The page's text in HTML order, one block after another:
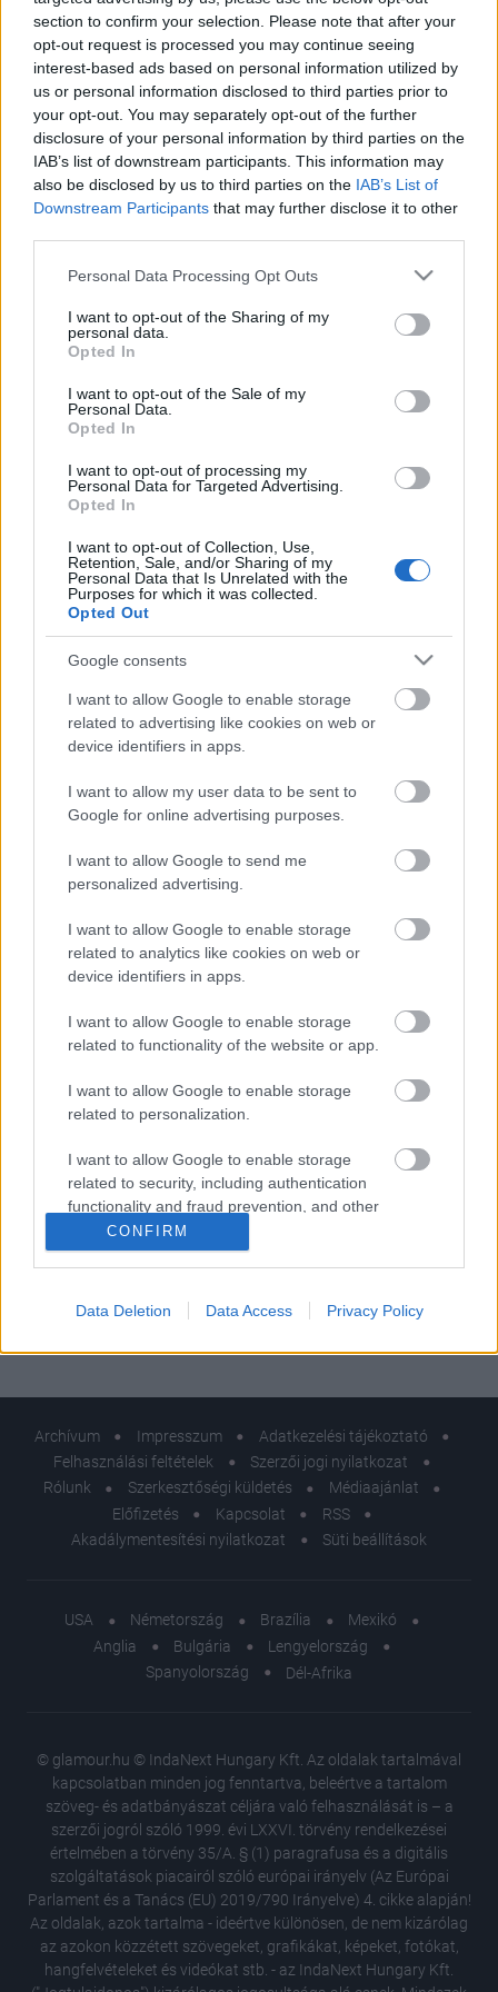
section to confirm your selection. Please note that after your
opt-out request is processed you may continue seeing
interest-based ads based on personal information utilized by
us or personal information disclosed to third parties prior to
your opt-out. You may separately opt-out of the further
disclosure of your personal information by third parties on the
IAB’s list of downstream participants. This information may
also be disclosed by us to third parties on the IAB’s List of
Downstream Participants that may further disclose it to other
Please note that this website/app uses one or more Google
not limited to your visit or usage behaviour. You may click to
grant or deny consent to Google and its third-party tags to
use your data for below specified purposes in below Google
consent section.
Personal Data Processing Opt Outs
I want to opt-out of the Sharing of my
personal data.
Opted In
I want to opt-out of the Sale of my
Personal Data.
Opted In
I want to opt-out of processing my
Personal Data for Targeted Advertising.
Opted In
I want to opt-out of Collection, Use,
Retention, Sale, and/or Sharing of my
Personal Data that Is Unrelated with the
Purposes for which it was collected.
Opted Out
Google consents
I want to allow Google to enable storage
related to advertising like cookies on web or
device identifiers in apps.
I want to allow my user data to be sent to
Google for online advertising purposes.
I want to allow Google to send me
personalized advertising.
I want to allow Google to enable storage
related to analytics like cookies on web or
device identifiers in apps.
I want to allow Google to enable storage
related to functionality of the website or app.
I want to allow Google to enable storage
related to personalization.
I want to allow Google to enable storage
related to security, including authentication
functionality and fraud prevention, and other
user protection.
CONFIRM
Data Deletion Data Access Privacy Policy
Sírni igenis
ér: ezért lenne jó, ha nem szégyellnéd többé
13:01
Charlène monacói hercegné csipkés Oscar De
La Renta ruhája a legszebb darab, amit
12:02
Álomszép Vivienne Westwood miniruhában
mondta ki a boldogító igent a Sziget Fesztivál
11:01
Megérkezett Budapestre Jennifer Lopez:
ebben a hotelben szállt meg koncertje előtt az
09:31
Andalúziában élnek, a kalauzaid lesznek – és
lehet, hogy önmagadhoz is közelebb
vezetnek
07:31
Minimum rest, kihagyott szülinapok és
reporting culture: a légiutaskísérő életmód
07:01
Napi horoszkóp: A Kosnak merész ötletei
támadhatnak, a Mérlegnek váratlan szerelmet
jeleznek a csillagok - július 20.
06:31
Ez történik a testeddel, ha napi szinten eszel
görögdinnyét a nyár folyamán
Fogyás
bármi áron? Tönkretehetik a bélrendszered
ezek a divatdiéták
Archívum Impresszum
Adatkezelési tájékoztató
Felhasználási feltételek
Szerzői jogi nyilatkozat
Rólunk
Szerkesztőségi küldetés
Médiaajánlat
Előfizetés
Kapcsolat
RSS
Akadálymentesítési nyilatkozat
Süti beállítások
USA Németország Brazília
Mexikó
Anglia
Bulgária
Lengyelország
Spanyolország
Dél-Afrika
© glamour.hu © IndaNext Hungary Kft. Az oldalak tartalmával
kapcsolatban minden jog fenntartva, beleértve a tartalom
szöveg- és adatbányászat céljára való felhasználását is – a
szerzői jogról szóló 1999. évi LXXVI. törvény rendelkezései
értelmében a törvény 35/A. § (1) paragrafusa és a digitális
szolgáltatások piacairól szóló európai irányelv (Az Európai
Parlament és a Tanács (EU) 2019/790 Irányelve) 4. cikke alapján!
Az oldalak, azok tartalma - ideértve különösen, de nem kizárólag
az azokon közzétett szövegeket, grafikákat, képeket, fotókat,
hangfelvételeket és videókat stb. - az IndaNext Hungary Kft.